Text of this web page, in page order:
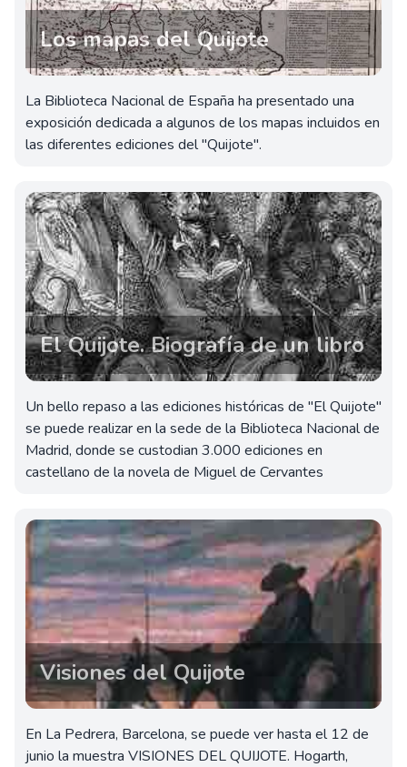
Los mapas del Quijote
La Biblioteca Nacional de España ha presentado una
exposición dedicada a algunos de los mapas incluidos en
las diferentes ediciones del "Quijote".
El Quijote. Biografía de un libro
Un bello repaso a las ediciones históricas de "El Quijote"
se puede realizar en la sede de la Biblioteca Nacional de
Madrid, donde se custodian 3.000 ediciones en
castellano de la novela de Miguel de Cervantes
Visiones del Quijote
En La Pedrera, Barcelona, se puede ver hasta el 12 de
junio la muestra VISIONES DEL QUIJOTE. Hogarth,